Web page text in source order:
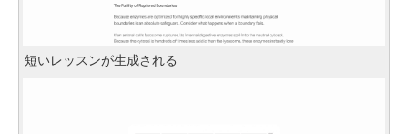
短いレッスンが生成される